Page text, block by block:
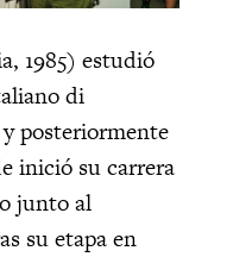
1985) estudió
di
posteriormente
inició su carrera
junto al
su etapa en